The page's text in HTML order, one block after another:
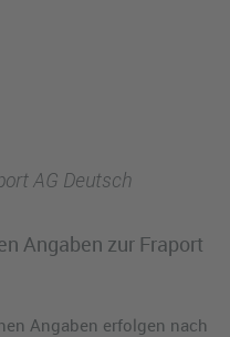
AG Deutsch
Angaben zur Fraport
Angaben erfolgen nach